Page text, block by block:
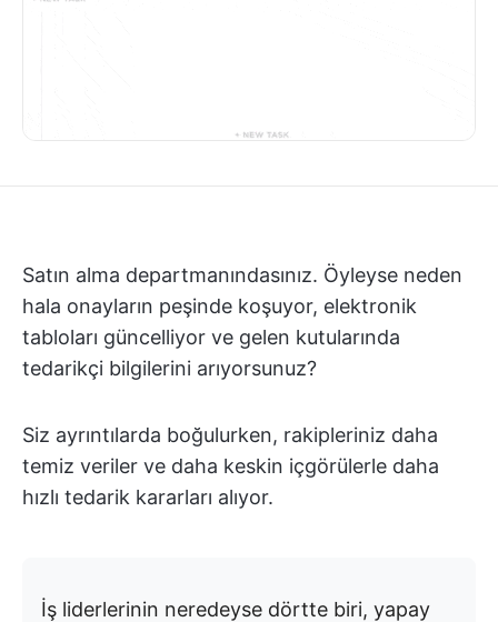
Satın alma departmanındasınız. Öyleyse neden
hala onayların peşinde koşuyor, elektronik
tabloları güncelliyor ve gelen kutularında
tedarikçi bilgilerini arıyorsunuz?
Siz ayrıntılarda boğulurken, rakipleriniz daha
temiz veriler ve daha keskin içgörülerle daha
hızlı tedarik kararları alıyor.
İş liderlerinin neredeyse dörtte biri, yapay